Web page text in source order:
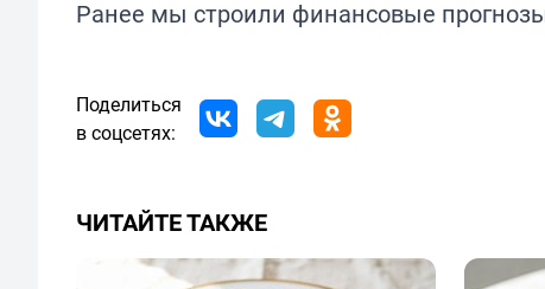
Ранее мы строили финансовые
Поделиться
в соцсетях:
ЧИТАЙТЕ ТАКЖЕ